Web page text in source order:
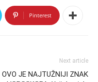
Pinterest
Next article
OVO JE NAJTUŽNIJI ZNAK